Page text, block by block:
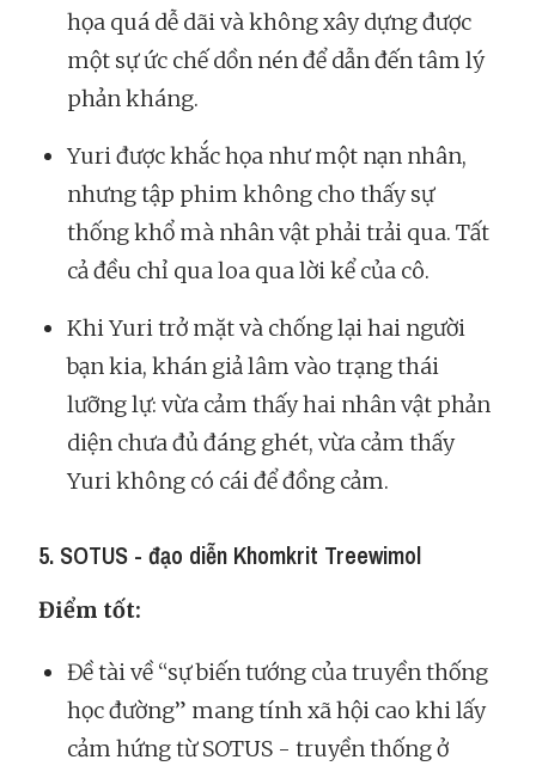
họa quá dễ dãi và không xây dựng được
một sự ức chế dồn nén để dẫn đến tâm lý
phản kháng.
Yuri được khắc họa như một nạn nhân,
nhưng tập phim không cho thấy sự
thống khổ mà nhân vật phải trải qua. Tất
cả đều chỉ qua loa qua lời kể của cô.
Khi Yuri trở mặt và chống lại hai người
bạn kia, khán giả lâm vào trạng thái
lưỡng lự: vừa cảm thấy hai nhân vật phản
diện chưa đủ đáng ghét, vừa cảm thấy
Yuri không có cái để đồng cảm.
5. SOTUS - đạo diễn Khomkrit Treewimol
Điểm tốt:
Đề tài về “sự biến tướng của truyền thống
học đường” mang tính xã hội cao khi lấy
cảm hứng từ SOTUS - truyền thống ở